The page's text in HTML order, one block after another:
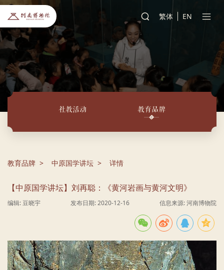
繁体 EN
社教活动 教育品牌
教育品牌 中原国学讲坛 详情
【中原国学讲坛】刘再聪：《黄河岩画与黄河文明》
编辑: 豆晓宇 发布日期: 2020-12-16 信息来源: 河南博物院